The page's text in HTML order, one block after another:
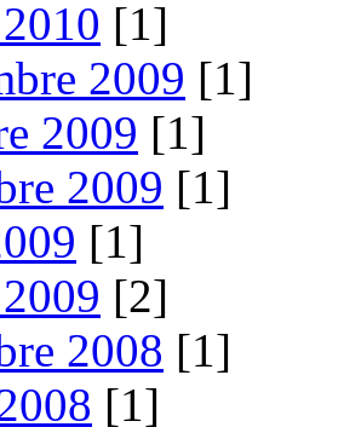
[1]
2009 [1]
2009 [1]
2009 [1]
[1]
[2]
2008 [1]
[1]